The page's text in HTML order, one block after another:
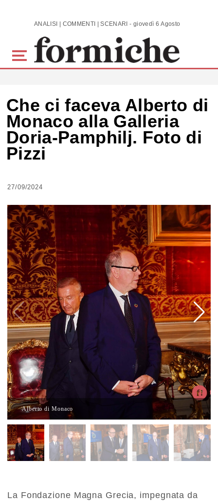
Skip to main content ANALISI | COMMENTI | SCENARI - giovedì 6 Agosto 2026
Che ci faceva Alberto di
Monaco alla Galleria
Doria-Pamphilj. Foto di
Pizzi
27/09/2024
Alberto di Monaco
La Fondazione Magna Grecia, impegnata da